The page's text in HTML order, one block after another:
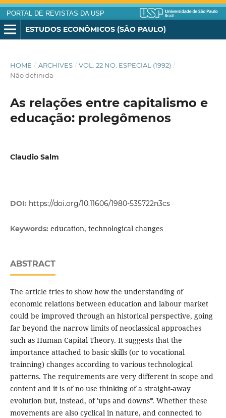
PORTAL DE REVISTAS DA USP
ESTUDOS ECONÔMICOS (SÃO PAULO)
HOME / ARCHIVES / VOL. 22 NO. ESPECIAL (1992) /
Não definida
As relações entre capitalismo e
educação: prolegômenos
Claudio Salm
DOI: https://doi.org/10.11606/1980-535722n3cs
Keywords: education, technological changes
ABSTRACT
The article tries to show how the understanding of
economic relations between education and labour market
could be improved through an historical perspective, going
far beyond the narrow limits of neoclassical approaches
such as Human Capital Theory. It suggests that the
importance attached to basic skills (or to vocational
trainning) changes according to various technological
patterns. The requirements are very different in scope and
content and it is of no use thinking of a straight-away
evolution but, instead, of 'ups and downs*. Whether these
movements are also cyclical in nature, and connected to